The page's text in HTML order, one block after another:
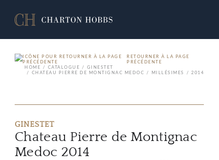
RETOURNER À LA PAGE
PRÉCÉDENTE
HOME
CATALOGUE
GINESTET
CHATEAU PIERRE DE MONTIGNAC MEDOC
MILLÉSIMES 2014
GINESTET
Chateau Pierre de Montignac
Medoc 2014